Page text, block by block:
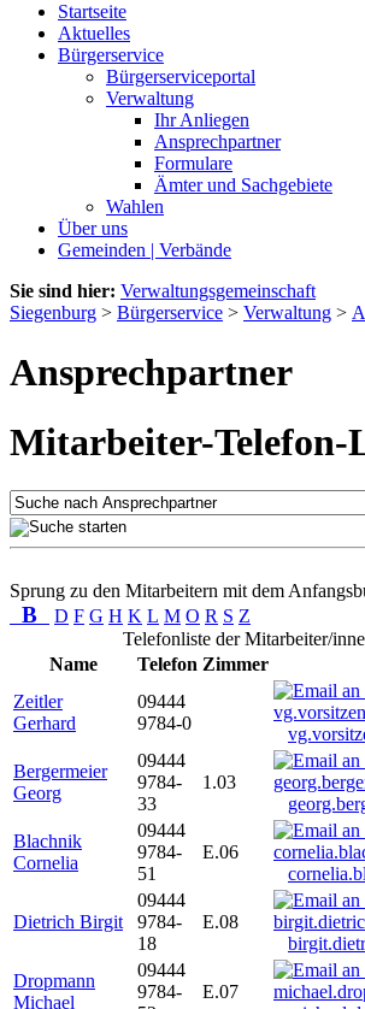
Startseite
Aktuelles
Bürgerservice
Bürgerserviceportal
Verwaltung
Ihr Anliegen
Ansprechpartner
Formulare
Ämter und Sachgebiete
Wahlen
Über uns
Gemeinden | Verbände
Sie sind hier: Verwaltungsgemeinschaft
Siegenburg > Bürgerservice > Verwaltung >
Ansprechpartner
Mitarbeiter-Telefon-
Sprung zu den Mitarbeitern mit dem
B D F G H K L M O R S Z
Telefonliste der Mitarbeiter/
Name
Telefon Zimmer
Zeitler
Gerhard
09444
9784-0
Bergermeier
Georg
09444
9784-
33
1.03
Blachnik
Cornelia
09444
9784-
51
E.06
Dietrich Birgit
09444
9784-
18
E.08
Dropmann
Michael
09444
9784-
E.07